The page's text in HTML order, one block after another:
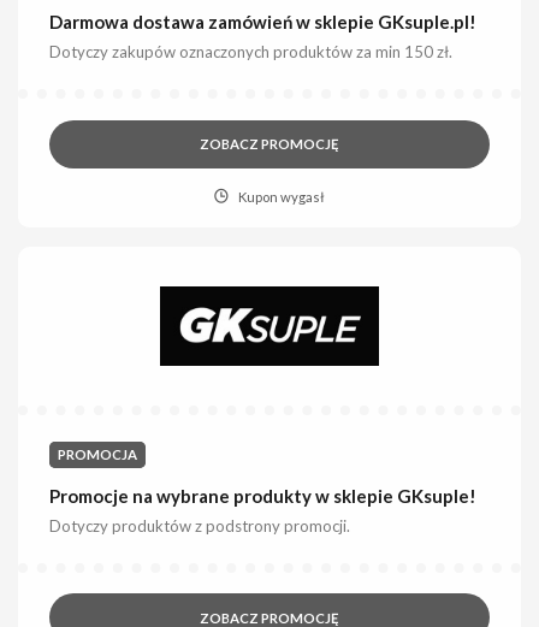
Darmowa dostawa zamówień w sklepie GKsuple.pl!
Dotyczy zakupów oznaczonych produktów za min 150 zł.
ZOBACZ PROMOCJĘ
Kupon wygasł
PROMOCJA
Promocje na wybrane produkty w sklepie GKsuple!
Dotyczy produktów z podstrony promocji.
ZOBACZ PROMOCJĘ